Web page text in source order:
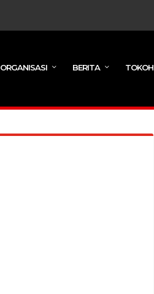
ORGANISASI BERITA TOKOH